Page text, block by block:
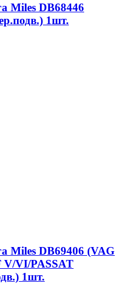
Miles DB68446
1шт.
Miles DB69406 (VAG
VI/PASSAT
1шт.